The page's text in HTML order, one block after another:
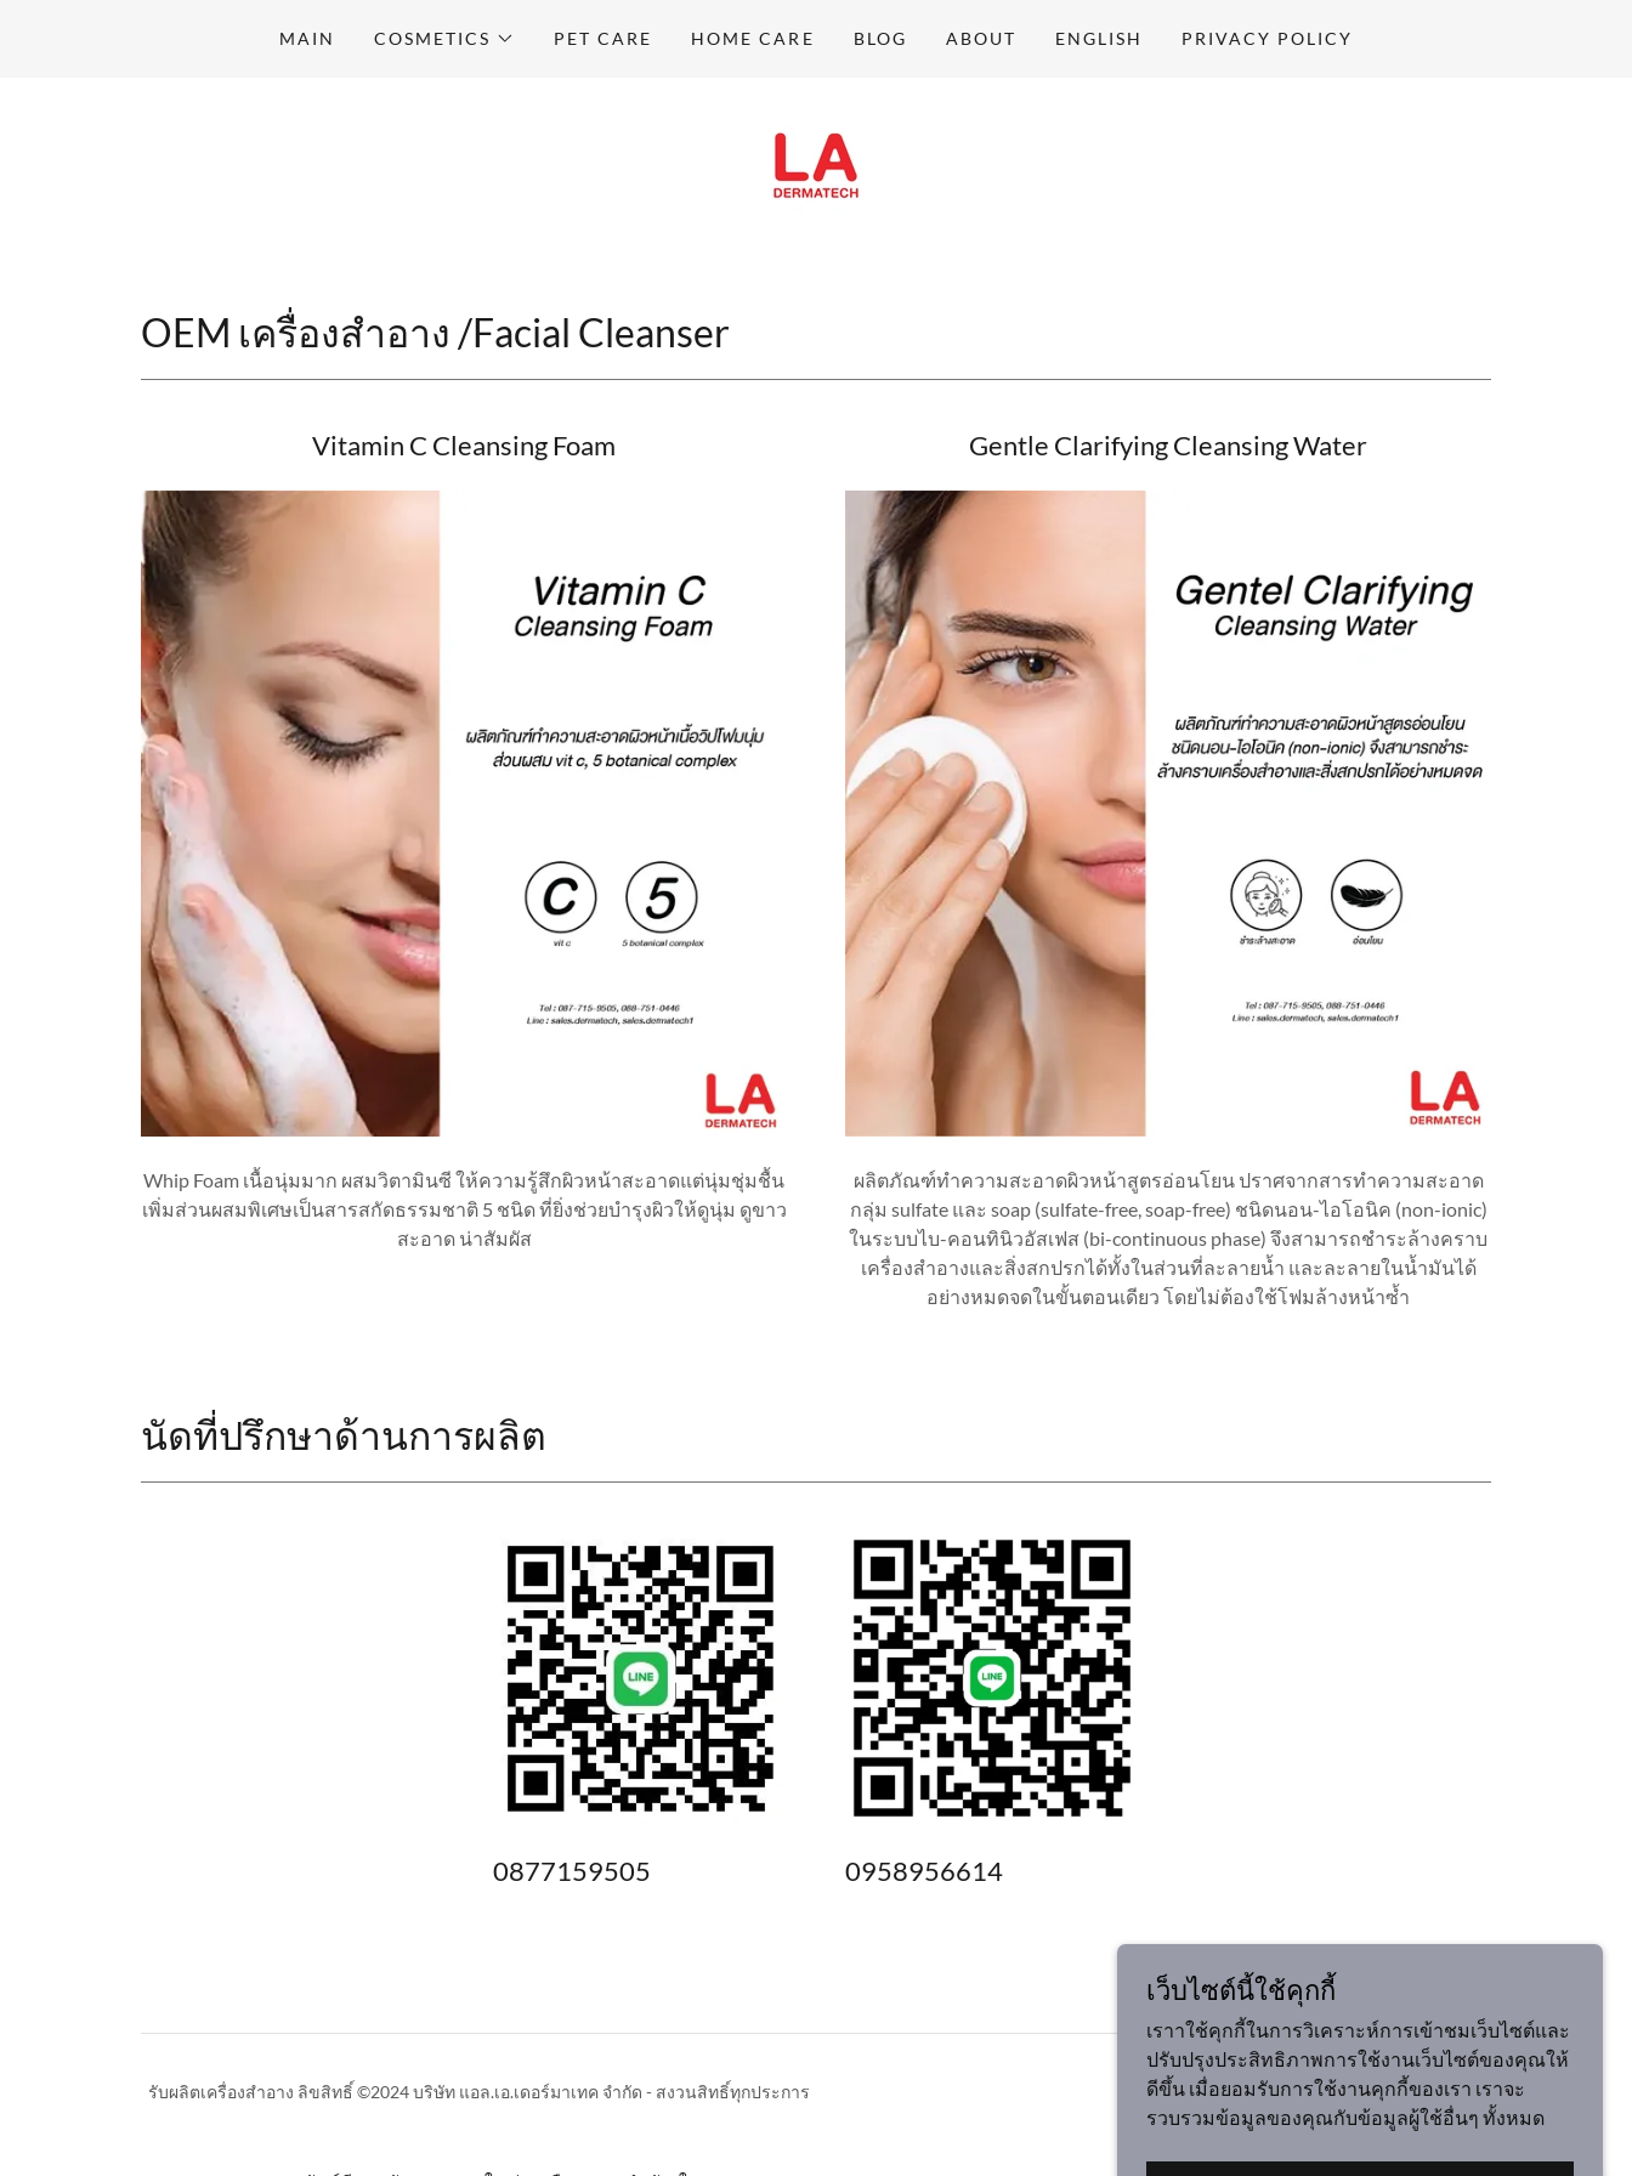
MAIN COSMETICS PET CARE HOME CARE BLOG ABOUT ENGLISH PRIVACY POLICY
OEM เครื่องสําอาง /Facial Cleanser
Vitamin C Cleansing Foam
Whip Foam เนื้อนุ่มมาก ผสมวิตามินซี ให้ความรู้สึกผิวหน้าสะอาดแต่นุ่มชุ่มชื้น
เพิ่มส่วนผสมพิเศษเป็นสารสกัดธรรมชาติ 5 ชนิด ที่ยิ่งช่วยบำรุงผิวให้ดูนุ่ม ดูขาว
สะอาด น่าสัมผัส
Gentle Clarifying Cleansing Water
ผลิตภัณฑ์ทำความสะอาดผิวหน้าสูตรอ่อนโยน ปราศจากสารทำความสะอาด
กลุ่ม sulfate และ soap (sulfate-free, soap-free) ชนิดนอน-ไอโอนิค (non-ionic)
ในระบบไบ-คอนทินิวอัสเฟส (bi-continuous phase) จึงสามารถชำระล้างคราบ
เครื่องสำอางและสิ่งสกปรกได้ทั้งในส่วนที่ละลายน้ำ และละลายในน้ำมันได้
อย่างหมดจดในขั้นตอนเดียว โดยไม่ต้องใช้โฟมล้างหน้าซ้ำ
นัดที่ปรึกษาด้านการผลิต
0877159505 0958956614
รับผลิตเครื่องสำอาง ลิขสิทธิ์ ©2024 บริษัท แอล.เอ.เดอร์มาเทค จำกัด - สงวนสิทธิ์ทุกประการ
ขับเคลื่อนโดย
เว็บไซต์นี้ใช้คุกกี้
เราาใช้คุกกี้ในการวิเคราะห์การเข้าชมเว็บไซต์และ
ปรับปรุงประสิทธิภาพการใช้งานเว็บไซต์ของคุณให้
ดีขึ้น เมื่อยอมรับการใช้งานคุกกี้ของเรา เราจะ
รวบรวมข้อมูลของคุณกับข้อมูลผู้ใช้อื่นๆ ทั้งหมด